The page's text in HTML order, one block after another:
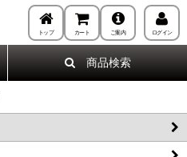
トップ カート ご案内 ログイン
商品検索